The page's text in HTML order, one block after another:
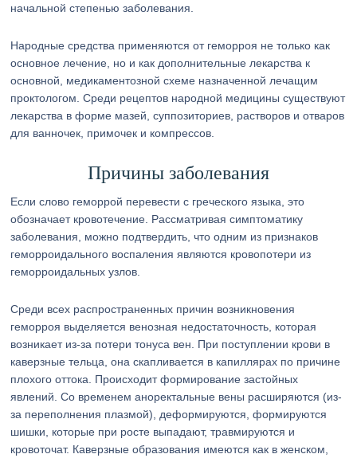
начальной степенью заболевания.
Народные средства применяются от геморроя не только как
основное лечение, но и как дополнительные лекарства к
основной, медикаментозной схеме назначенной лечащим
проктологом. Среди рецептов народной медицины существуют
лекарства в форме мазей, суппозиториев, растворов и отваров
для ванночек, примочек и компрессов.
Причины заболевания
Если слово геморрой перевести с греческого языка, это
обозначает кровотечение. Рассматривая симптоматику
заболевания, можно подтвердить, что одним из признаков
геморроидального воспаления являются кровопотери из
геморроидальных узлов.
Среди всех распространенных причин возникновения
геморроя выделяется венозная недостаточность, которая
возникает из-за потери тонуса вен. При поступлении крови в
каверзные тельца, она скапливается в капиллярах по причине
плохого оттока. Происходит формирование застойных
явлений. Со временем аноректальные вены расширяются (из-
за переполнения плазмой), деформируются, формируются
шишки, которые при росте выпадают, травмируются и
кровоточат. Каверзные образования имеются как в женском,